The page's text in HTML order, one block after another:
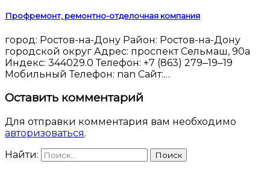
Профремонт, ремонтно-отделочная компания
город: Ростов-на-Дону Район: Ростов-на-Дону
городской округ Адрес: проспект Сельмаш, 90а
Индекс: 344029.0 Телефон: +7 (863) 279‒19‒19
Мобильный Телефон: nan Сайт:…
Оставить комментарий
Для отправки комментария вам необходимо
авторизоваться.
Найти: